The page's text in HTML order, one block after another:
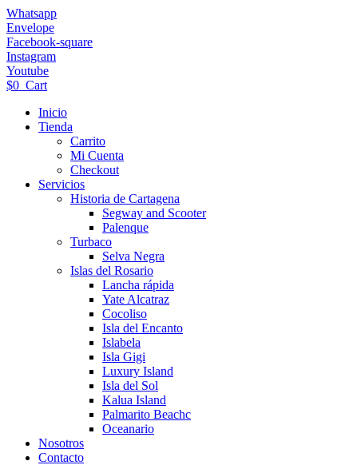
Ir
al
contenido
Whatsapp
Envelope
Facebook-square
Instagram
Youtube
$0 Cart
Inicio
Tienda
Carrito
Mi Cuenta
Checkout
Servicios
Historia de Cartagena
Segway and Scooter
Palenque
Turbaco
Selva Negra
Islas del Rosario
Lancha rápida
Yate Alcatraz
Cocoliso
Isla del Encanto
Islabela
Isla Gigi
Luxury Island
Isla del Sol
Kalua Island
Palmarito Beachc
Oceanario
Nosotros
Contacto